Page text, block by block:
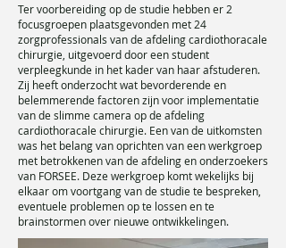
Ter voorbereiding op de studie hebben er 2
focusgroepen plaatsgevonden met 24
zorgprofessionals van de afdeling cardiothoracale
chirurgie, uitgevoerd door een student
verpleegkunde in het kader van haar afstuderen.
Zij heeft onderzocht wat bevorderende en
belemmerende factoren zijn voor implementatie
van de slimme camera op de afdeling
cardiothoracale chirurgie. Een van de uitkomsten
was het belang van oprichten van een werkgroep
met betrokkenen van de afdeling en onderzoekers
van FORSEE. Deze werkgroep komt wekelijks bij
elkaar om voortgang van de studie te bespreken,
eventuele problemen op te lossen en te
brainstormen over nieuwe ontwikkelingen.